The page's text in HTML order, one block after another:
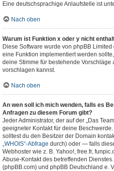
Eine deutschsprachige Anlaufstelle ist
Nach oben
Warum ist Funktion x oder y nicht
Diese Software wurde von phpBB
eine Funktion implementiert werden
deine Stimme für bestehende
vorschlagen kannst.
Nach oben
An wen soll ich mich wenden, falls es
Anfragen zu diesem Forum gibt?
Jeder Administrator, der auf der „Das
geeigneter Kontakt für deine
solltest du den Besitzer der Domain
„WHOIS“-Abfrage durch) oder — falls
Webhoster wie z. B. Yahoo!, free.fr,
Abuse-Kontakt des betreffenden
(phpBB.com) und phpBB Deutschland e.